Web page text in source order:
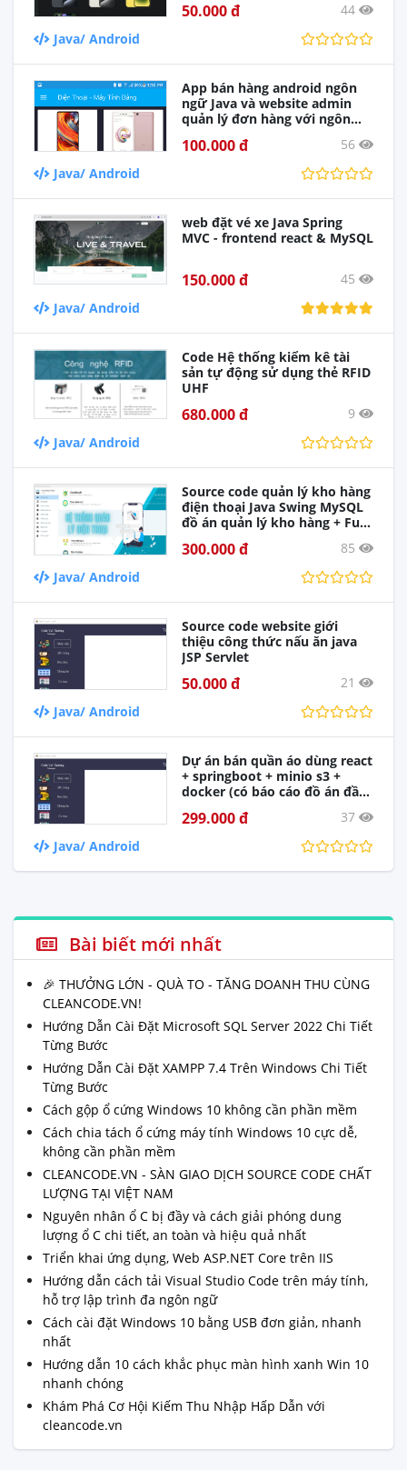
50.000 đ
44
Java/ Android
App bán hàng android ngôn
ngữ Java và website admin
quản lý đơn hàng với ngôn
100.000 đ
56
Java/ Android
web đặt vé xe Java Spring
MVC - frontend react & MySQL
150.000 đ
45
Java/ Android
Code Hệ thống kiểm kê tài
sản tự động sử dụng thẻ RFID
UHF
680.000 đ
9
Java/ Android
Source code quản lý kho hàng
điện thoại Java Swing MySQL
đồ án quản lý kho hàng + Full
300.000 đ
85
Java/ Android
Source code website giới
thiệu công thức nấu ăn java
JSP Servlet
50.000 đ
21
Java/ Android
Dự án bán quần áo dùng react
+ springboot + minio s3 +
docker (có báo cáo đồ án đầy
299.000 đ
37
Java/ Android
Bài biết mới nhất
🎉 THƯỞNG LỚN - QUÀ TO - TĂNG DOANH THU CÙNG
CLEANCODE.VN!
Hướng Dẫn Cài Đặt Microsoft SQL Server 2022 Chi Tiết
Từng Bước
Hướng Dẫn Cài Đặt XAMPP 7.4 Trên Windows Chi Tiết
Từng Bước
Cách gộp ổ cứng Windows 10 không cần phần mềm
Cách chia tách ổ cứng máy tính Windows 10 cực dễ,
không cần phần mềm
CLEANCODE.VN - SÀN GIAO DỊCH SOURCE CODE CHẤT
LƯỢNG TẠI VIỆT NAM
Nguyên nhân ổ C bị đầy và cách giải phóng dung
lượng ổ C chi tiết, an toàn và hiệu quả nhất
Triển khai ứng dụng, Web ASP.NET Core trên IIS
Hướng dẫn cách tải Visual Studio Code trên máy tính,
hỗ trợ lập trình đa ngôn ngữ
Cách cài đặt Windows 10 bằng USB đơn giản, nhanh
nhất
Hướng dẫn 10 cách khắc phục màn hình xanh Win 10
nhanh chóng
Khám Phá Cơ Hội Kiếm Thu Nhập Hấp Dẫn với
cleancode.vn